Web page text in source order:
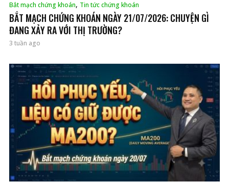
Bắt mạch chứng khoán, Tin tức chứng khoán
BẮT MẠCH CHỨNG KHOÁN NGÀY 21/07/2026: CHUYỆN GÌ
ĐANG XẢY RA VỚI THỊ TRƯỜNG?
3 tuần ago